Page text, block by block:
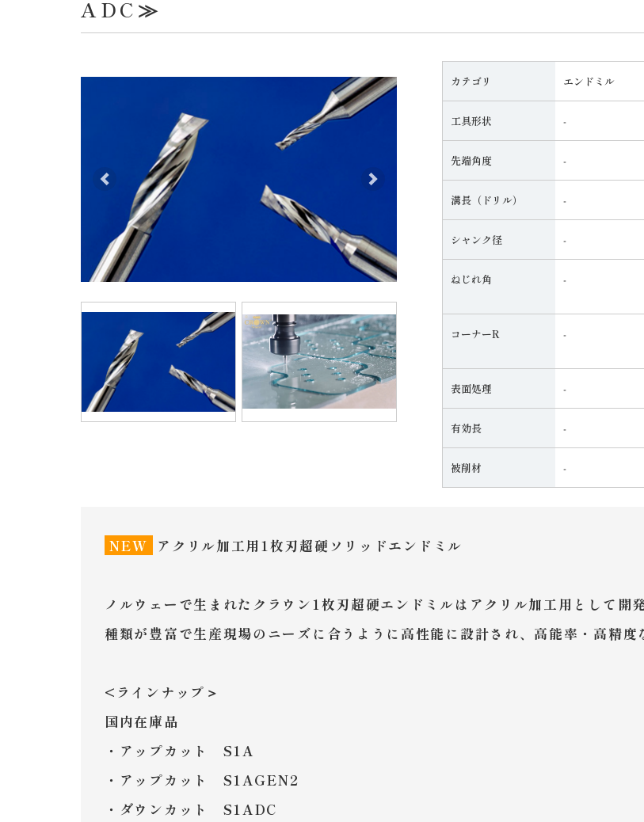
ADC≫
前へ 次へ
前へ 次へ
カテゴリ エンドミル
工具形状 ‐
先端角度 ‐
溝長（ドリル） ‐
シャンク径 ‐
ねじれ角 ‐
コーナーR ‐
表面処理 ‐
有効長 ‐
被削材 ‐
NEW アクリル加工用1枚刃超硬ソリッドエンドミル
ノルウェーで生まれたクラウン1枚刃超硬エンドミルはアクリル加工用として開
種類が豊富で生産現場のニーズに合うように高性能に設計され、高能率・高精度
<ラインナップ＞
国内在庫品
・アップカット S1A
・アップカット S1AGEN2
・ダウンカット S1ADC